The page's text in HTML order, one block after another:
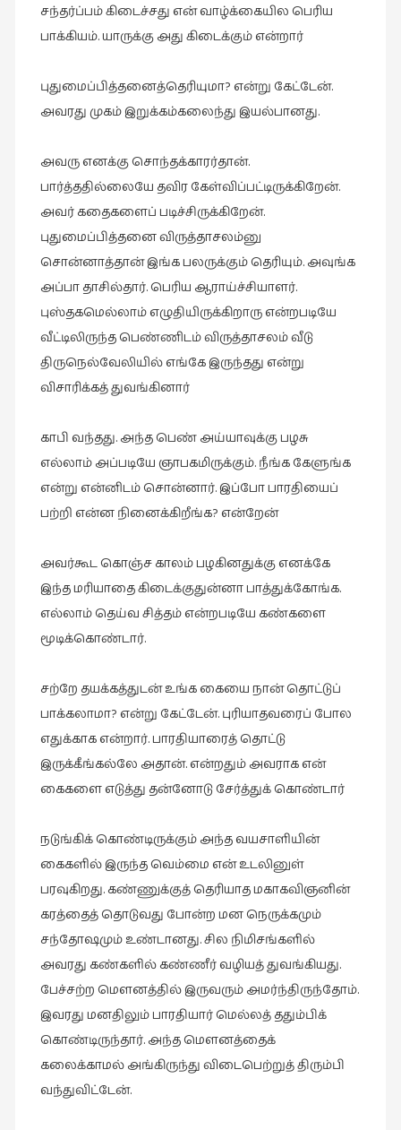
சந்தர்ப்பம் கிடைச்சது என் வாழ்க்கையில பெரிய
பாக்கியம். யாருக்கு அது கிடைக்கும் என்றார்
புதுமைப்பித்தனைத்தெரியுமா? என்று கேட்டேன்.
அவரது முகம் இறுக்கம்கலைந்து இயல்பானது.
அவரு எனக்கு சொந்தக்காரர்தான்.
பார்த்ததில்லையே தவிர கேள்விப்பட்டிருக்கிறேன்.
அவர் கதைகளைப் படிச்சிருக்கிறேன்.
புதுமைப்பித்தனை விருத்தாசலம்னு
சொன்னாத்தான் இங்க பலருக்கும் தெரியும். அவுங்க
அப்பா தாசில்தார். பெரிய ஆராய்ச்சியாளர்.
புஸ்தகமெல்லாம் எழுதியிருக்கிறாரு என்றபடியே
வீட்டிலிருந்த பெண்ணிடம் விருத்தாசலம் வீடு
திருநெல்வேலியில் எங்கே இருந்தது என்று
விசாரிக்கத் துவங்கினார்
காபி வந்தது. அந்த பெண் அய்யாவுக்கு பழசு
எல்லாம் அப்படியே ஞாபகமிருக்கும். நீங்க கேளுங்க
என்று என்னிடம் சொன்னார். இப்போ பாரதியைப்
பற்றி என்ன நினைக்கிறீங்க? என்றேன்
அவர்கூட கொஞ்ச காலம் பழகினதுக்கு எனக்கே
இந்த மரியாதை கிடைக்குதுன்னா பாத்துக்கோங்க.
எல்லாம் தெய்வ சித்தம் என்றபடியே கண்களை
மூடிக்கொண்டார்.
சற்றே தயக்கத்துடன் உங்க கையை நான் தொட்டுப்
பாக்கலாமா? என்று கேட்டேன். புரியாதவரைப் போல
எதுக்காக என்றார். பாரதியாரைத் தொட்டு
இருக்கீங்கல்லே அதான். என்றதும் அவராக என்
கைகளை எடுத்து தன்னோடு சேர்த்துக் கொண்டார்
நடுங்கிக் கொண்டிருக்கும் அந்த வயசாளியின்
கைகளில் இருந்த வெம்மை என் உடலினுள்
பரவுகிறது. கண்ணுக்குத் தெரியாத மகாகவிஞனின்
கரத்தைத் தொடுவது போன்ற மன நெருக்கமும்
சந்தோஷமும் உண்டானது. சில நிமிசங்களில்
அவரது கண்களில் கண்ணீர் வழியத் துவங்கியது.
பேச்சற்ற மௌனத்தில் இருவரும் அமர்ந்திருந்தோம்.
இவரது மனதிலும் பாரதியார் மெல்லத் ததும்பிக்
கொண்டிருந்தார். அந்த மௌனத்தைக்
கலைக்காமல் அங்கிருந்து விடைபெற்றுத் திரும்பி
வந்துவிட்டேன்.